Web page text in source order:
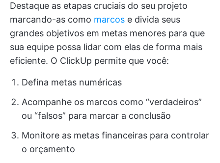
Destaque as etapas cruciais do seu projeto
marcando-as como marcos e divida seus
grandes objetivos em metas menores para que
sua equipe possa lidar com elas de forma mais
eficiente. O ClickUp permite que você:
Defina metas numéricas
Acompanhe os marcos como “verdadeiros”
ou “falsos” para marcar a conclusão
Monitore as metas financeiras para controlar
o orçamento